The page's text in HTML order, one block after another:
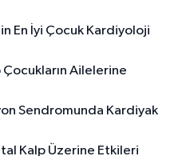
En İyi Çocuk Kardiyoloji
Çocukların Ailelerine
Sendromunda Kardiyak
Kalp Üzerine Etkileri